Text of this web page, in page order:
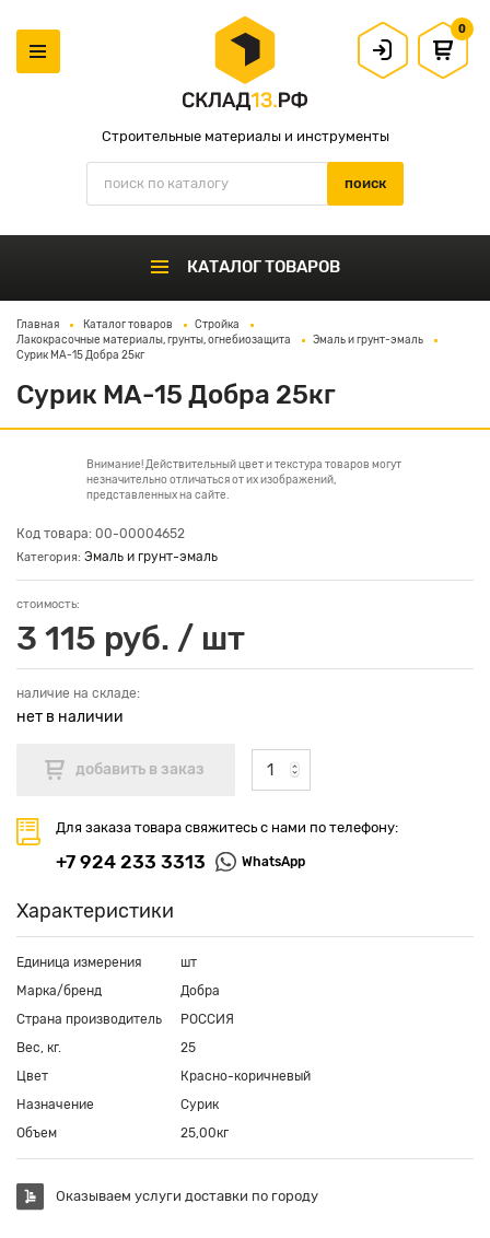
Строительные материалы и инструменты
0
КАТАЛОГ ТОВАРОВ
Главная Каталог товаров
Стройка
Лакокрасочные материалы, грунты, огнебиозащита
Эмаль и грунт-эмаль
Сурик МА-15 Добра 25кг
Сурик МА-15 Добра 25кг
Внимание! Действительный цвет и текстура товаров могут
незначительно отличаться от их изображений,
представленных на сайте.
Код товара: 00-00004652
Категория: Эмаль и грунт-эмаль
стоимость:
3 115 руб. / шт
наличие на складе:
нет в наличии
Для заказа товара свяжитесь с нами по телефону:
+7 924 233 3313 WhatsApp
Характеристики
Единица измерения
шт
Марка/бренд
Добра
Страна производитель
РОССИЯ
Вес, кг.
25
Цвет
Красно-коричневый
Назначение
Сурик
Объем
25,00кг
Оказываем услуги доставки по городу